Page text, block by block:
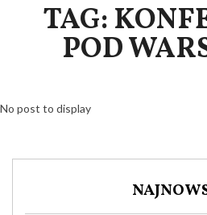
TAG:
POD
No post to display